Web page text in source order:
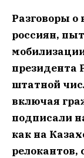
Разговоры о
россиян,
президента
штатной
включая
подписали
как на
релокантов,